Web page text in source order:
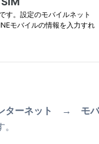
ーネット → モバ